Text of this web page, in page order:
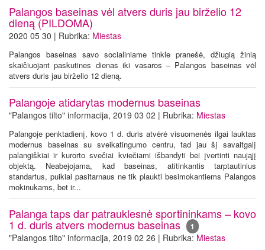
Palangos baseinas vėl atvers duris jau birželio 12
dieną (PILDOMA)
2020 05 30 | Rubrika: Miestas
Palangos baseinas savo socialiniame tinkle pranešė, džiugią žinią
skaičiuojant paskutines dienas iki vasaros – Palangos baseinas vėl
atvers duris jau birželio 12 dieną.
Palangoje atidarytas modernus baseinas
"Palangos tilto" informacija, 2019 03 02 | Rubrika: Miestas
Palangoje penktadienį, kovo 1 d. duris atvėrė visuomenės ilgai lauktas
modernus baseinas su sveikatingumo centru, tad jau šį savaitgalį
palangiškiai ir kurorto svečiai kviečiami išbandyti bei įvertinti naująjį
objektą. Neabejojama, kad baseinas, atitinkantis tarptautinius
standartus, puikiai pasitarnaus ne tik plaukti besimokantiems Palangos
mokinukams, bet ir...
Palanga taps dar patrauklesnė sportininkams – kovo
1 d. duris atvers modernus baseinas 1
"Palangos tilto" informacija, 2019 02 26 | Rubrika: Miestas